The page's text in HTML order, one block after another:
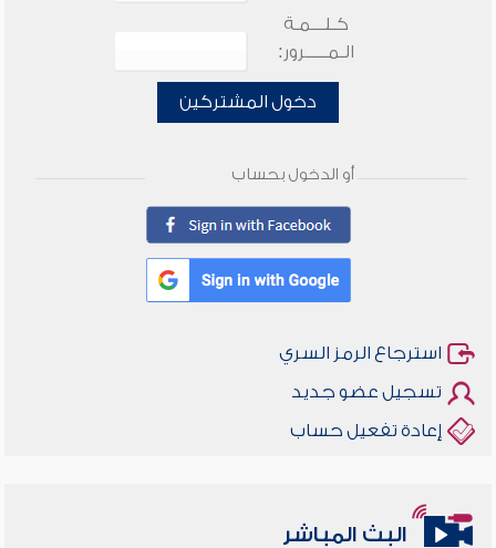
كـلـــمـة
الـمـــــرور:
دخول المشتركين
أو الدخول بحساب
استرجاع الرمز السري
تسجيل عضو جديد
إعادة تفعيل حساب
البث المباشر